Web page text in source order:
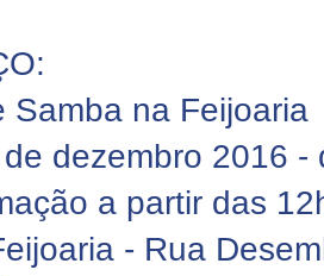
Samba na Feijoaria
dezembro 2016 -
a partir das
- Rua